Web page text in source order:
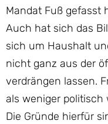
Mandat Fuß gefasst
Auch hat sich das
sich um Haushalt
nicht ganz aus der
verdrängen lassen.
als weniger politisch
Die Gründe hierfür